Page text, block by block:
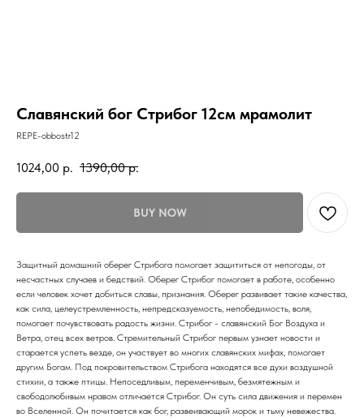
Славянский бог Стрибог 12см мрамолит
REPE-obbostr12
1024,00 р. 1390,00 р.
BUY NOW
Защитный домашний оберег Стрибога помогает защититься от непогоды, от
несчастных случаев и бедствий. Оберег Стрибог помогает в работе, особенно
если человек хочет добиться славы, признания. Оберег развивает такие качества,
как сила, целеустремленность, непредсказуемость, непобедимость, воля,
помогает почувствовать радость жизни. Стрибог - славянский Бог Воздуха и
Ветра, отец всех ветров. Стремительный Стрибог первым узнает новости и
старается успеть везде, он участвует во многих славянских мифах, помогает
другим Богам. Под покровительством Стрибога находятся все духи воздушной
стихии, а также птицы. Непоседливым, переменчивым, безмятежным и
свободолюбивым нравом отличается Стрибог. Он суть сила движения и перемен
во Вселенной. Он почитается как бог, развеивающий морок и тьму невежества.